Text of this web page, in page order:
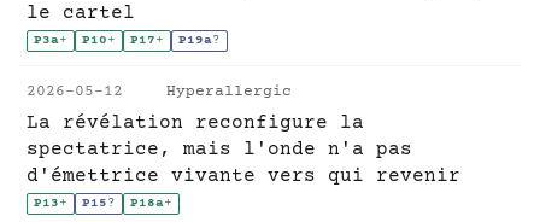
le cartel
P3a+ P10+ P17+ P19a?
2026-05-12 Hyperallergic
La révélation reconfigure la
spectatrice, mais l'onde n'a pas
d'émettrice vivante vers qui revenir
P13+ P15? P18a+